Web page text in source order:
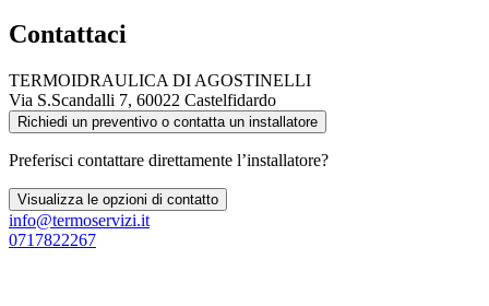
Contattaci
TERMOIDRAULICA DI AGOSTINELLI
Via S.Scandalli 7, 60022 Castelfidardo
Richiedi un preventivo o contatta un installatore
Preferisci contattare direttamente l’installatore?
Visualizza le opzioni di contatto
info@termoservizi.it
0717822267